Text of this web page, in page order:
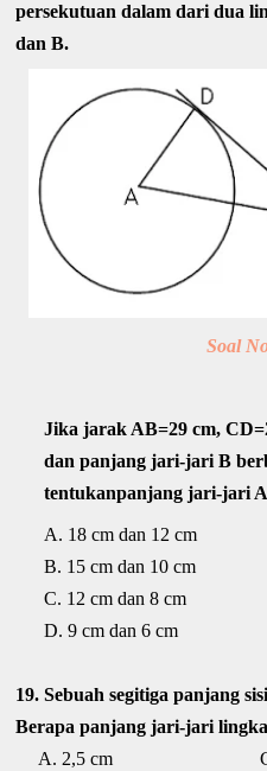
persekutuan dalam dari dua
dan B.
Soal
Jika jarak AB=29 cm,
dan panjang jari-jari B
tentukanpanjang jari-jari
A. 18 cm dan 12 cm
B. 15 cm dan 10 cm
C. 12 cm dan 8 cm
D. 9 cm dan 6 cm
19. Sebuah segitiga panjang
Berapa panjang jari-jari
A. 2,5 cm C. 5